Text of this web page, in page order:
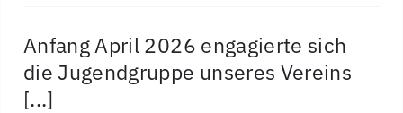
Anfang April 2026 engagierte sich
die Jugendgruppe unseres Vereins
[...]